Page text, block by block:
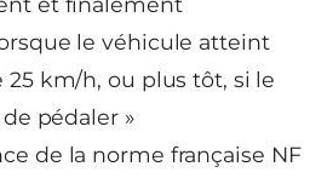
le véhicule atteint
25 km/h, ou plus tôt, si le
pédaler »
de la norme française NF